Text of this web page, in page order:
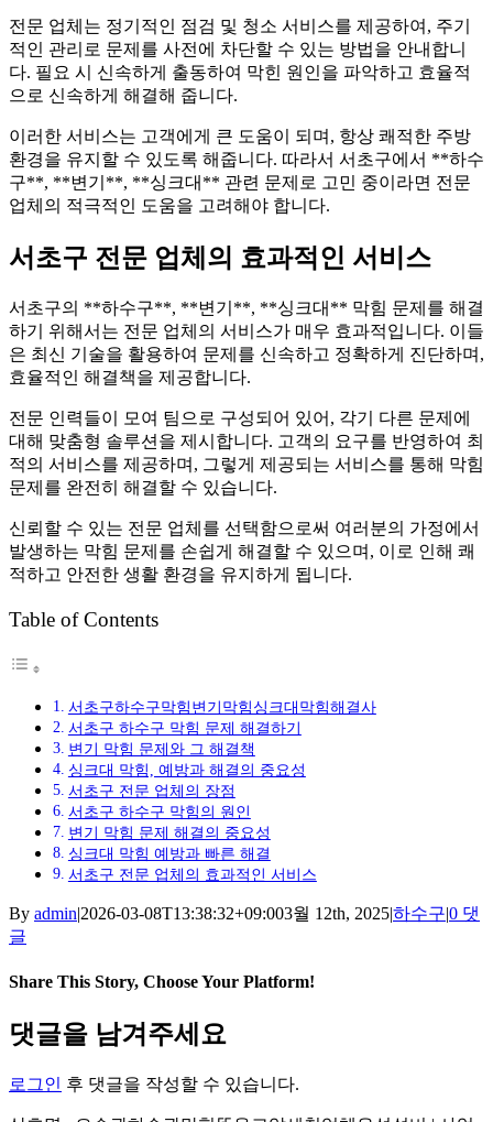
전문 업체는 정기적인 점검 및 청소 서비스를 제공하여, 주기
적인 관리로 문제를 사전에 차단할 수 있는 방법을 안내합니
다. 필요 시 신속하게 출동하여 막힌 원인을 파악하고 효율적
으로 신속하게 해결해 줍니다.
이러한 서비스는 고객에게 큰 도움이 되며, 항상 쾌적한 주방
환경을 유지할 수 있도록 해줍니다. 따라서 서초구에서 **하수
구**, **변기**, **싱크대** 관련 문제로 고민 중이라면 전문
업체의 적극적인 도움을 고려해야 합니다.
서초구 전문 업체의 효과적인 서비스
서초구의 **하수구**, **변기**, **싱크대** 막힘 문제를 해결
하기 위해서는 전문 업체의 서비스가 매우 효과적입니다. 이들
은 최신 기술을 활용하여 문제를 신속하고 정확하게 진단하며,
효율적인 해결책을 제공합니다.
전문 인력들이 모여 팀으로 구성되어 있어, 각기 다른 문제에
대해 맞춤형 솔루션을 제시합니다. 고객의 요구를 반영하여 최
적의 서비스를 제공하며, 그렇게 제공되는 서비스를 통해 막힘
문제를 완전히 해결할 수 있습니다.
신뢰할 수 있는 전문 업체를 선택함으로써 여러분의 가정에서
발생하는 막힘 문제를 손쉽게 해결할 수 있으며, 이로 인해 쾌
적하고 안전한 생활 환경을 유지하게 됩니다.
Table of Contents
서초구하수구막힘변기막힘싱크대막힘해결사
서초구 하수구 막힘 문제 해결하기
변기 막힘 문제와 그 해결책
싱크대 막힘, 예방과 해결의 중요성
서초구 전문 업체의 장점
서초구 하수구 막힘의 원인
변기 막힘 문제 해결의 중요성
싱크대 막힘 예방과 빠른 해결
서초구 전문 업체의 효과적인 서비스
By admin|2026-03-08T13:38:32+09:003월 12th, 2025|하수구|0 댓
글
Share This Story, Choose Your Platform!
Facebook
X
Reddit
LinkedIn
Tumblr
Pinterest
Vk
이
메
댓글을 남겨주세요
로그인 후 댓글을 작성할 수 있습니다.